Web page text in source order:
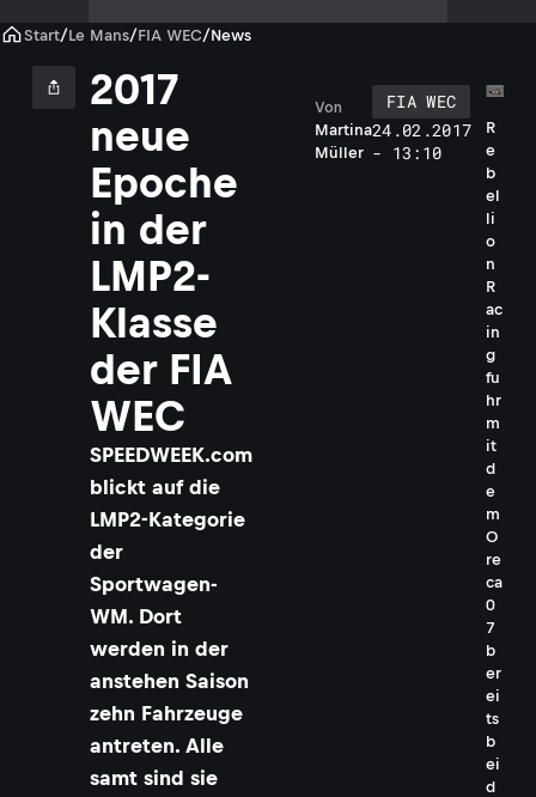
Start/Le Mans/FIA WEC/News
2017
neue
Epoche
in der
LMP2-
Klasse
der FIA
WEC
SPEEDWEEK.com
blickt auf die
LMP2-Kategorie
der
Sportwagen-
WM. Dort
werden in der
anstehen Saison
zehn Fahrzeuge
antreten. Alle
samt sind sie
Martina
Müller
Von
FIA WEC
24.02.2017
- 13:10
R
e
b
el
li
o
n
R
ac
in
g
fu
hr
m
it
d
e
m
O
re
ca
0
7
b
er
ei
ts
b
ei
d